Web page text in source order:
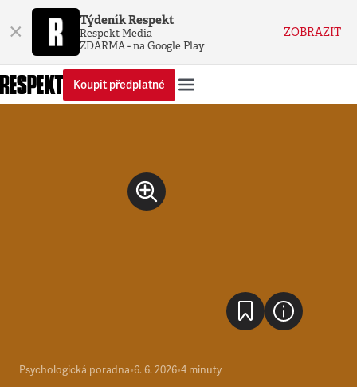
× Týdeník Respekt
Respekt Media
ZDARMA - na Google Play
ZOBRAZIT
Koupit předplatné
Psychologická poradna•6. 6. 2026•4 minuty